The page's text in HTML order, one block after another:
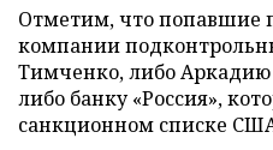
Отметим, что попавшие
компании
Тимченко, либо Аркадию
либо банку «Россия»,
санкционном списке